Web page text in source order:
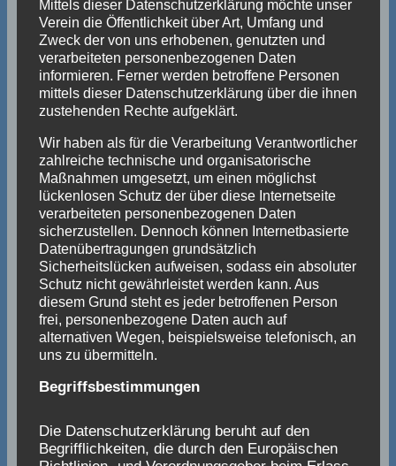
Mittels dieser Datenschutzerklärung möchte unser
Verein die Öffentlichkeit über Art, Umfang und
Zweck der von uns erhobenen, genutzten und
verarbeiteten personenbezogenen Daten
informieren. Ferner werden betroffene Personen
mittels dieser Datenschutzerklärung über die ihnen
zustehenden Rechte aufgeklärt.
Wir haben als für die Verarbeitung Verantwortlicher
zahlreiche technische und organisatorische
Maßnahmen umgesetzt, um einen möglichst
lückenlosen Schutz der über diese Internetseite
verarbeiteten personenbezogenen Daten
sicherzustellen. Dennoch können Internetbasierte
Datenübertragungen grundsätzlich
Sicherheitslücken aufweisen, sodass ein absoluter
Schutz nicht gewährleistet werden kann. Aus
diesem Grund steht es jeder betroffenen Person
frei, personenbezogene Daten auch auf
alternativen Wegen, beispielsweise telefonisch, an
uns zu übermitteln.
Begriffsbestimmungen
Die Datenschutzerklärung beruht auf den
Begrifflichkeiten, die durch den Europäischen